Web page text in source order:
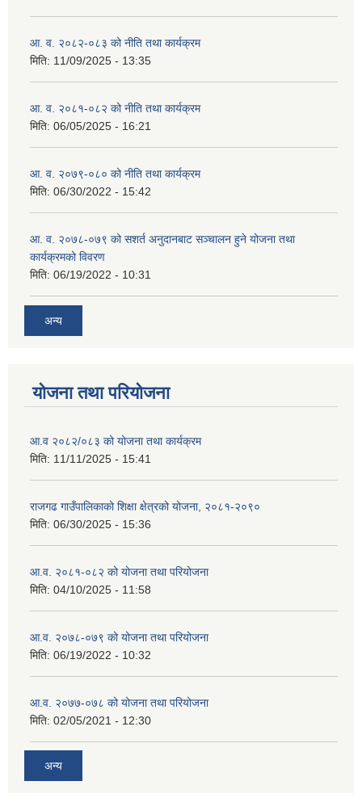
आ. व. २०८२-०८३ को नीति तथा कार्यक्रम
मिति: 11/09/2025 - 13:35
आ. व. २०८१-०८२ को नीति तथा कार्यक्रम
मिति: 06/05/2025 - 16:21
आ. व. २०७९-०८० को नीति तथा कार्यक्रम
मिति: 06/30/2022 - 15:42
आ. व. २०७८-०७९ को सशर्त अनुदानबाट सञ्चालन हुने योजना तथा
कार्यक्रमको विवरण
मिति: 06/19/2022 - 10:31
अन्य
योजना तथा परियोजना
आ.व २०८२/०८३ को योजना तथा कार्यक्रम
मिति: 11/11/2025 - 15:41
राजगढ गाउँपालिकाको शिक्षा क्षेत्रको योजना, २०८१-२०९०
मिति: 06/30/2025 - 15:36
आ.व. २०८१-०८२ को योजना तथा परियोजना
मिति: 04/10/2025 - 11:58
आ.व. २०७८-०७९ को योजना तथा परियोजना
मिति: 06/19/2022 - 10:32
आ.व. २०७७-०७८ को योजना तथा परियोजना
मिति: 02/05/2021 - 12:30
अन्य